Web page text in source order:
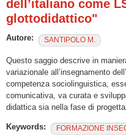
dell’italiano come
glottodidattico"
Autore: SANTIPOLO M.
Questo saggio descrive in
variazionale all’insegnamento
competenza sociolinguistica,
comunicativa, va curata e
didattica sia nella fase di
Keywords: FORMAZIONE